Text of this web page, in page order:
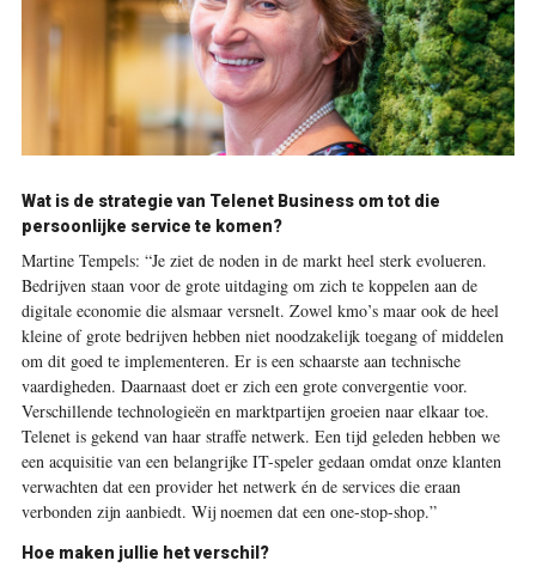
Wat is de strategie van Telenet Business om tot die
persoonlijke service te komen?
Martine Tempels: “Je ziet de noden in de markt heel sterk evolueren.
Bedrijven staan voor de grote uitdaging om zich te koppelen aan de
digitale economie die alsmaar versnelt. Zowel kmo’s maar ook de heel
kleine of grote bedrijven hebben niet noodzakelijk toegang of middelen
om dit goed te implementeren. Er is een schaarste aan technische
vaardigheden. Daarnaast doet er zich een grote convergentie voor.
Verschillende technologieën en marktpartijen groeien naar elkaar toe.
Telenet is gekend van haar straffe netwerk. Een tijd geleden hebben we
een acquisitie van een belangrijke IT-speler gedaan omdat onze klanten
verwachten dat een provider het netwerk én de services die eraan
verbonden zijn aanbiedt. Wij noemen dat een one-stop-shop.”
Hoe maken jullie het verschil?